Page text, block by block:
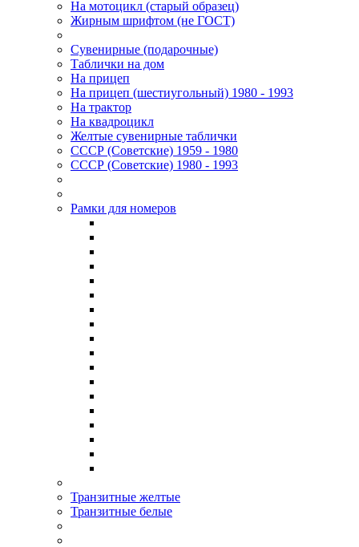
На мотоцикл (старый образец)
Жирным шрифтом (не ГОСТ)
Сувенирные (подарочные)
Таблички на дом
На прицеп
На прицеп (шестиугольный) 1980 - 1993
На трактор
На квадроцикл
Желтые сувенирные таблички
СССР (Советские) 1959 - 1980
СССР (Советские) 1980 - 1993
Рамки для номеров
Транзитные желтые
Транзитные белые